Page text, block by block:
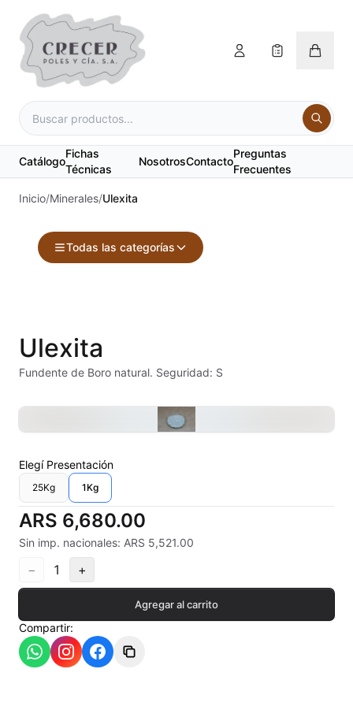
Catálogo
Fichas
Técnicas
NosotrosContacto
Preguntas
Frecuentes
Inicio/Minerales/Ulexita
Todas las categorías
Alambre Kanthal
Bizcochos cerámicos
Conos pirometricos Orton
Contramoldes
Crayones cerámicos
Engobes
Ulexita
Fundente de Boro natural. Seguridad: S
Elegí Presentación
25Kg 1Kg
ARS 6,680.00
Sin imp. nacionales: ARS 5,521.00
− 1 +
Agregar al carrito
Compartir: